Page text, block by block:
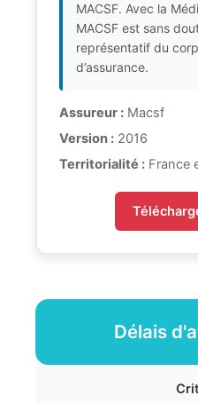
MACSF. Avec la
MACSF est sans
représentatif du
d’assurance.
Assureur : Macsf
Version : 2016
Territorialité : France
Délais